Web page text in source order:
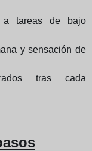
a tareas de bajo
y sensación de
tras cada